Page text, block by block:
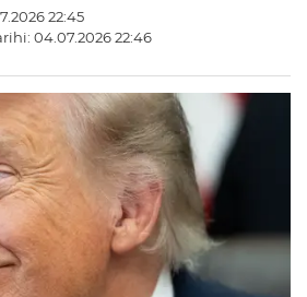
22:45
04.07.2026 22:46